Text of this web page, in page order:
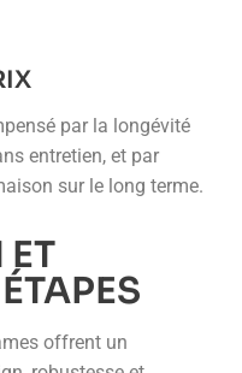
par la longévité
entretien, et par
sur le long terme.
offrent un